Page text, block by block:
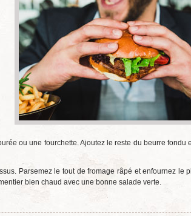
ou une fourchette. Ajoutez le reste du beurre fondu
Parsemez le tout de fromage râpé et enfournez le
bien chaud avec une bonne salade verte.